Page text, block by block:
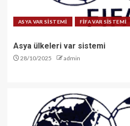
ASYA VAR SİSTEMİ FİFA VAR SİSTEMİ
Asya ülkeleri var sistemi
28/10/2025 admin